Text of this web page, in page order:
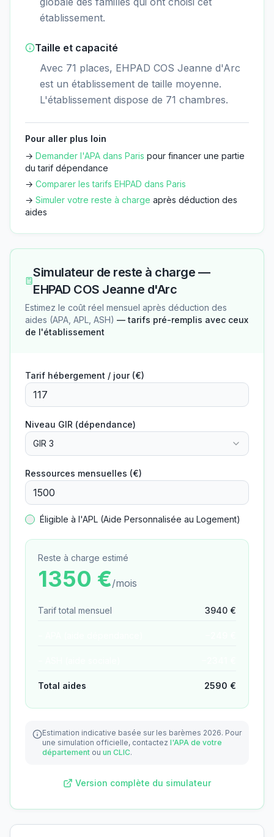
établissement.
Taille et capacité
Avec 71 places, EHPAD COS Jeanne d'Arc
est un établissement de taille moyenne.
L'établissement dispose de 71 chambres.
Pour aller plus loin
→ Demander l'APA dans Paris pour financer une partie
du tarif dépendance
→ Comparer les tarifs EHPAD dans Paris
→ Simuler votre reste à charge après déduction des
aides
Simulateur de reste à charge —
EHPAD COS Jeanne d'Arc
Estimez le coût réel mensuel après déduction des
aides (APA, APL, ASH) — tarifs pré-remplis avec ceux
de l'établissement
Tarif hébergement / jour (€)
Niveau GIR (dépendance)
GIR 3
Ressources mensuelles (€)
Éligible à l'APL (Aide Personnalisée au Logement)
Reste à charge estimé
1350 €/mois
Tarif total mensuel 3940 €
Total aides 2590 €
Estimation indicative basée sur les barèmes 2026. Pour
une simulation officielle, contactez l'APA de votre
département ou un CLIC.
Version complète du simulateur